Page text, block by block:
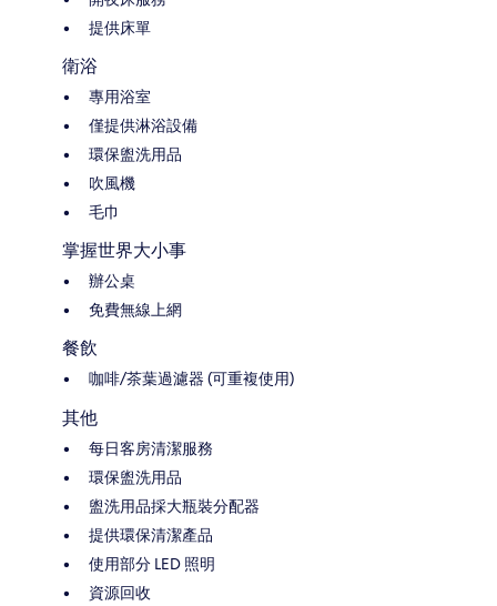
提供床單
衛浴
專用浴室
僅提供淋浴設備
環保盥洗用品
吹風機
毛巾
掌握世界大小事
辦公桌
免費無線上網
餐飲
咖啡/茶葉過濾器 (可重複使用)
其他
每日客房清潔服務
環保盥洗用品
盥洗用品採大瓶裝分配器
提供環保清潔產品
使用部分 LED 照明
資源回收